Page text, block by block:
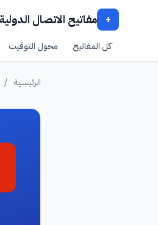
+ مفاتيح الاتصال الدولية
كل المفاتيح محول التوقيت
الرئيسية /